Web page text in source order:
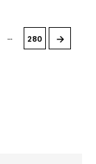
… 280 →